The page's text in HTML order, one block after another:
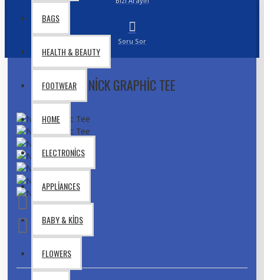
BAGS
HEALTH & BEAUTY
FOOTWEAR
HOME
ELECTRONICS
APPLIANCES
BABY & KIDS
FLOWERS
Soru Sor
NICK GRAPHIC TEE